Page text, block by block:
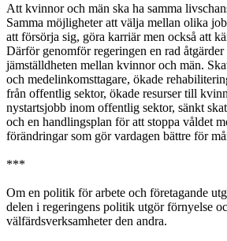
Att kvinnor och män ska ha samma
Samma möjligheter att välja mellan olika
att försörja sig, göra karriär men också att
Därför genomför regeringen en rad
jämställdheten mellan kvinnor och män.
och medelinkomsttagare, ökade
från offentlig sektor, ökade resurser till
nystartsjobb inom offentlig sektor, sänkt
och en handlingsplan för att stoppa våldet
förändringar som gör vardagen bättre för
***
Om en politik för arbete och företagande
delen i regeringens politik utgör förnyelse
välfärdsverksamheter den andra.